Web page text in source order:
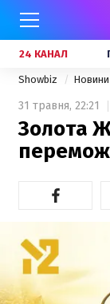
24 КАНАЛ
Showbiz
31 травня, 22:21
Золота